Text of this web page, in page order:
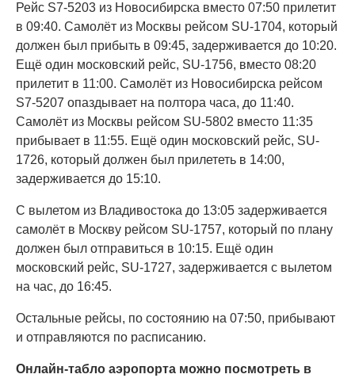
Рейс S7-5203 из Новосибирска вместо 07:50 прилетит
в 09:40. Самолёт из Москвы рейсом SU-1704, который
должен был прибыть в 09:45, задерживается до 10:20.
Ещё один московский рейс, SU-1756, вместо 08:20
прилетит в 11:00. Самолёт из Новосибирска рейсом
S7-5207 опаздывает на полтора часа, до 11:40.
Самолёт из Москвы рейсом SU-5802 вместо 11:35
прибывает в 11:55. Ещё один московский рейс, SU-
1726, который должен был прилететь в 14:00,
задерживается до 15:10.
С вылетом из Владивостока до 13:05 задерживается
самолёт в Москву рейсом SU-1757, который по плану
должен был отправиться в 10:15. Ещё один
московский рейс, SU-1727, задерживается с вылетом
на час, до 16:45.
Остальные рейсы, по состоянию на 07:50, прибывают
и отправляются по расписанию.
Онлайн-табло аэропорта можно посмотреть в